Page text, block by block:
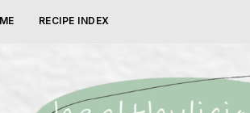
RECIPE INDEX